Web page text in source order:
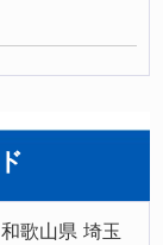
和歌山県 埼玉